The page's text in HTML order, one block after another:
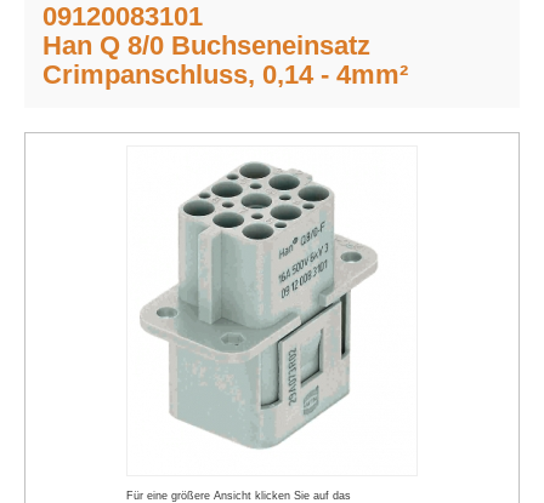
09120083101
Han Q 8/0 Buchseneinsatz
Crimpanschluss, 0,14 - 4mm²
Für eine größere Ansicht klicken Sie auf das